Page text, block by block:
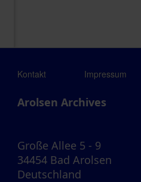
Kontakt Impressum
Arolsen Archives
Große Allee 5 - 9
34454 Bad Arolsen
Deutschland